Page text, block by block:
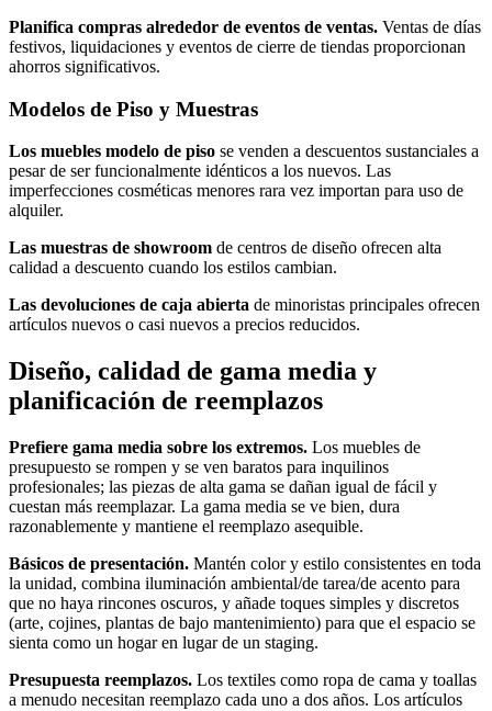
Planifica compras alrededor de eventos de ventas. Ventas de días
festivos, liquidaciones y eventos de cierre de tiendas proporcionan
ahorros significativos.
Modelos de Piso y Muestras
Los muebles modelo de piso se venden a descuentos sustanciales a
pesar de ser funcionalmente idénticos a los nuevos. Las
imperfecciones cosméticas menores rara vez importan para uso de
alquiler.
Las muestras de showroom de centros de diseño ofrecen alta
calidad a descuento cuando los estilos cambian.
Las devoluciones de caja abierta de minoristas principales ofrecen
artículos nuevos o casi nuevos a precios reducidos.
Diseño, calidad de gama media y
planificación de reemplazos
Prefiere gama media sobre los extremos. Los muebles de
presupuesto se rompen y se ven baratos para inquilinos
profesionales; las piezas de alta gama se dañan igual de fácil y
cuestan más reemplazar. La gama media se ve bien, dura
razonablemente y mantiene el reemplazo asequible.
Básicos de presentación. Mantén color y estilo consistentes en toda
la unidad, combina iluminación ambiental/de tarea/de acento para
que no haya rincones oscuros, y añade toques simples y discretos
(arte, cojines, plantas de bajo mantenimiento) para que el espacio se
sienta como un hogar en lugar de un staging.
Presupuesta reemplazos. Los textiles como ropa de cama y toallas
a menudo necesitan reemplazo cada uno a dos años. Los artículos